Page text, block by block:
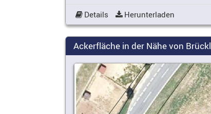
Details Herunterladen
Ackerfläche in der Nähe von Brückl